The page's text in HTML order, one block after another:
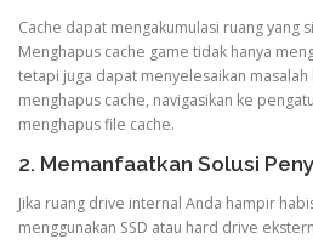
Cache dapat mengakumulasi ruang yang
Menghapus cache game tidak hanya
tetapi juga dapat menyelesaikan masalah
menghapus cache, navigasikan ke
menghapus file cache.
2. Memanfaatkan Solusi
Jika ruang drive internal Anda hampir
menggunakan SSD atau hard drive